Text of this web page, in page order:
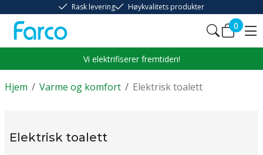
Rask levering Høykvalitets produkter
0
Vi elektrifiserer fremtiden!
/
Hjem /
Varme og komfort Elektrisk toalett
Elektrisk toalett